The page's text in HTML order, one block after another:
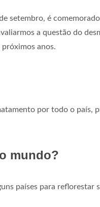
setembro, é
a questão do
anos.
por todo o país,
mundo?
países para reflorestar